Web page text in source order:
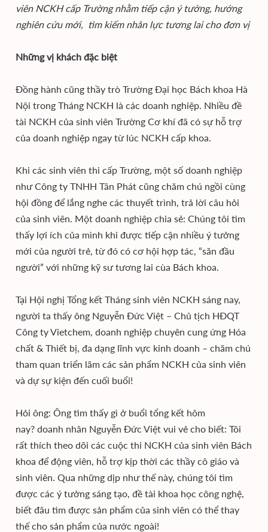
viên NCKH cấp Trường nhằm tiếp cận ý tưởng, hướng
nghiên cứu mới, tìm kiếm nhân lực tương lai cho đơn vị
Những vị khách đặc biệt
Đồng hành cũng thầy trò Trường Đại học Bách khoa Hà
Nội trong Tháng NCKH là các doanh nghiệp. Nhiều đề
tài NCKH của sinh viên Trường Cơ khí đã có sự hỗ trợ
của doanh nghiệp ngay từ lúc NCKH cấp khoa.
Khi các sinh viên thi cấp Trường, một số doanh nghiệp
như Công ty TNHH Tân Phát cũng chăm chú ngồi cùng
hội đồng để lắng nghe các thuyết trình, trả lời câu hỏi
của sinh viên. Một doanh nghiệp chia sẻ: Chúng tôi tìm
thấy lợi ích của mình khi được tiếp cận nhiều ý tưởng
mới của người trẻ, từ đó có cơ hội hợp tác, “săn đầu
người” với những kỹ sư tương lai cùa Bách khoa.
Tại Hội nghị Tổng kết Tháng sinh viên NCKH sáng nay,
người ta thấy ông Nguyễn Đức Việt – Chủ tịch HĐQT
Công ty Vietchem, doanh nghiệp chuyên cung ứng Hóa
chất & Thiết bị, đa dạng lĩnh vực kinh doanh – chăm chú
tham quan triển lãm các sản phẩm NCKH của sinh viên
và dự sự kiện đến cuối buổi!
Hỏi ông: Ông tìm thấy gì ở buổi tổng kết hôm
nay? doanh nhân Nguyễn Đức Việt vui vẻ cho biết: Tôi
rất thích theo dõi các cuộc thi NCKH của sinh viên Bách
khoa để động viên, hỗ trợ kịp thời các thầy cô giáo và
sinh viên. Qua những dịp như thế này, chúng tôi tìm
được các ý tưởng sáng tạo, đề tài khoa học công nghệ,
biết đâu tìm được sản phẩm của sinh viên có thể thay
thế cho sản phẩm của nước ngoài!